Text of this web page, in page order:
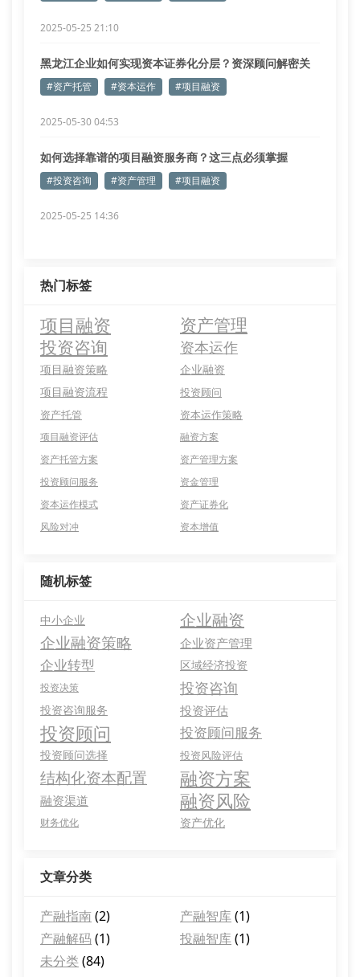
2025-05-25 21:10
黑龙江企业如何实现资本证券化分层？资深顾问解密关
键路径
#资产托管 #资本运作 #项目融资
2025-05-30 04:53
如何选择靠谱的项目融资服务商？这三点必须掌握
#投资咨询 #资产管理 #项目融资
2025-05-25 14:36
热门标签
项目融资 资产管理
投资咨询 资本运作
项目融资策略
企业融资
项目融资流程
投资顾问
资产托管
资本运作策略
项目融资评估
融资方案
资产托管方案
资产管理方案
投资顾问服务
资金管理
资本运作模式
资产证券化
风险对冲
资本增值
随机标签
中小企业 企业融资
企业融资策略 企业资产管理
企业转型 区域经济投资
投资决策 投资咨询
投资咨询服务 投资评估
投资顾问 投资顾问服务
投资顾问选择 投资风险评估
结构化资本配置 融资方案
融资渠道 融资风险
财务优化 资产优化
文章分类
产融指南(2) 产融智库 (1)
产融解码 (1) 投融智库 (1)
未分类(84)